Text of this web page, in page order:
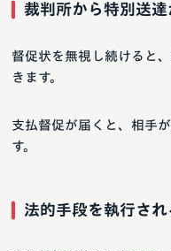
裁判所から特別送達
督促状を無視し続けると
きます。
支払督促が届くと、相手
す。
法的手段を執行され